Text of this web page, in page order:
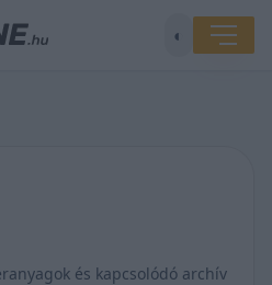
◐
és kapcsolódó archív